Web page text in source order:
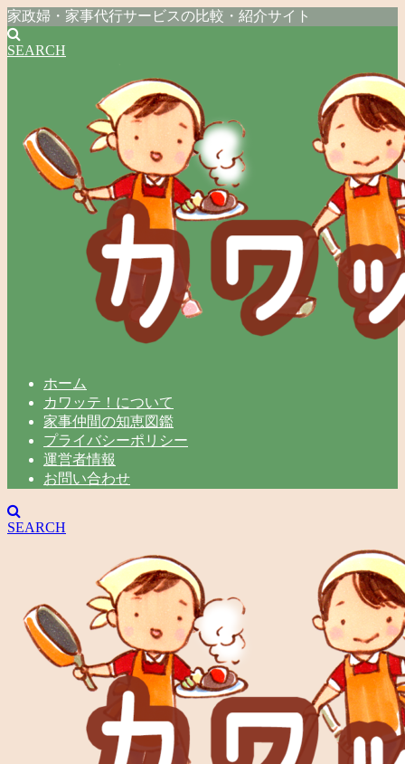
家政婦・家事代行サービスの比較・紹介サイト
SEARCH
ホーム
カワッテ！について
家事仲間の知恵図鑑
プライバシーポリシー
運営者情報
お問い合わせ
SEARCH